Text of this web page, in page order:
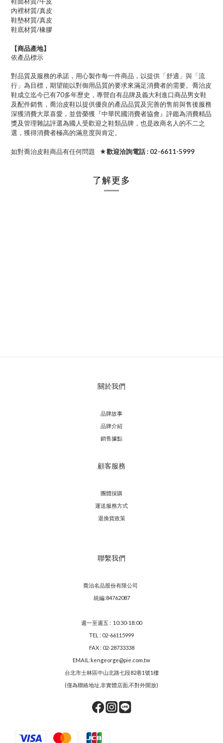
內裡材質/真皮
鞋墊材質/真皮
鞋底材質/橡膠
【商品產地】
依產品標示
對品質及服務的承諾，用心製作每一件商品，以提供「舒適」與「流
行」為目標，期望能以對御用品質的要求來滿足消費者的需要。喬治皮
鞋成立迄今已有70多年歷史，專營自有品牌及義大利進口商品男女鞋
及配件銷售，喬治皮鞋以提供優良的產品品質及完善的售前與售後服務
深獲消費大眾喜愛，並曾榮獲『中華民國消費者協會』評鑑為消費精品
獎及管理雜誌評選為國人受歡迎之鞋類品牌，也是政商名人的不二之
選，獲得消費者極高的滿意度與肯定。
如對喬治皮鞋商品有任何問題 ★歡迎洽詢電話 : 02-6611-5999
了解更多
關於我們
品牌故事
品牌介紹
銷售據點
顧客服務
團體採購
運送服務方式
退換貨政策
聯繫我們
喬治名品股份有限公司
統編:84762087
週一至週五 : 10:30-18:00
TEL : 02-66115999
FAX : 02-28733338
EMAIL:kengeorge@pie.com.tw
台北市士林區中山北路七段82巷1號1樓
(僅為聯絡地址,非實體店面,不對外開放)